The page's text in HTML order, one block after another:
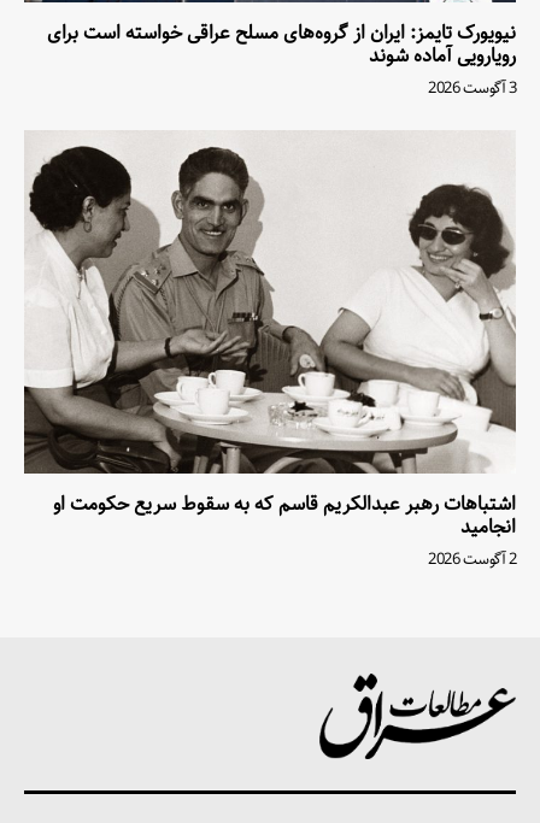
نیویورک تایمز: ایران از گروه‌های مسلح عراقی خواسته است برای
رویارویی آماده شوند
3 آگوست 2026
اشتباهات رهبر عبدالکریم قاسم که به سقوط سریع حکومت او
انجامید
2 آگوست 2026